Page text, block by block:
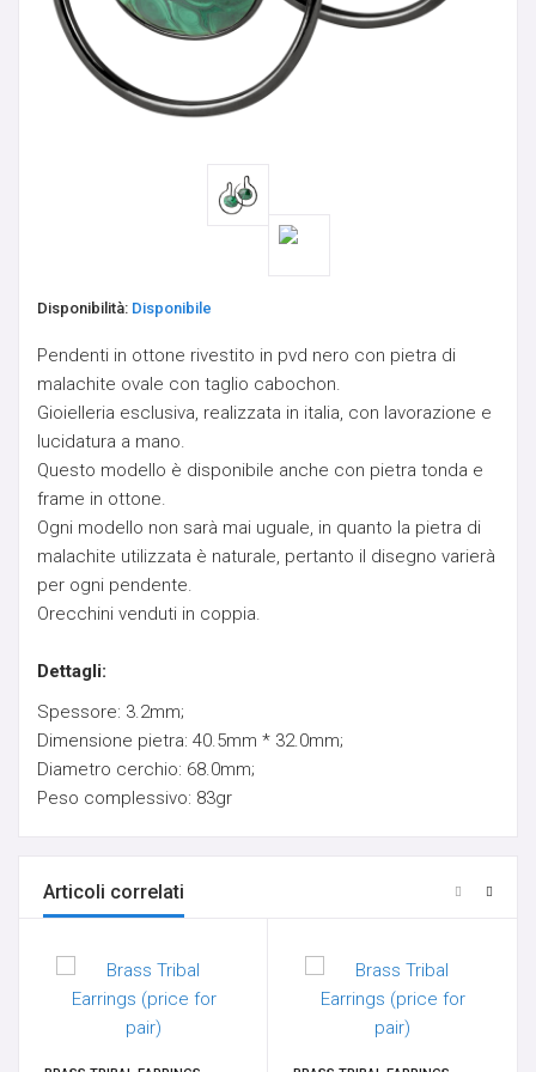
ORECCHINI IN OTTONE
PENDENTI PIETRE NATURALI - PEZZI UNICI
SCUDI E CLICKER DA CAPEZZOLO
SEPTUM
SFERE E COMPONENTI
SPIRALI, CRESCENTS & CLAWS
SUSPENSION - PERFORMANCE
TRANSDERMAL & IMPLANT
OPALI
BRACCIALI
14K-18K GOLD
Disponibilità: Disponibile
Pendenti in ottone rivestito in pvd nero con pietra di
malachite ovale con taglio cabochon.
Gioielleria esclusiva, realizzata in italia, con lavorazione e
lucidatura a mano.
Questo modello è disponibile anche con pietra tonda e
frame in ottone.
Ogni modello non sarà mai uguale, in quanto la pietra di
malachite utilizzata è naturale, pertanto il disegno varierà
per ogni pendente.
Orecchini venduti in coppia.
Dettagli:
Spessore: 3.2mm;
Dimensione pietra: 40.5mm * 32.0mm;
Diametro cerchio: 68.0mm;
Peso complessivo: 83gr
Articoli correlati